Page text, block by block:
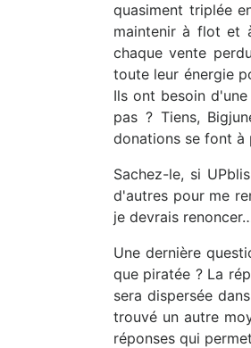
quasiment triplée
maintenir à flot et
chaque vente
toute leur énergie
Ils ont besoin
pas ? Tiens,
donations se font à
Sachez-le, si
d'autres pour me
je devrais
Une dernière
que piratée ? La
sera dispersée
trouvé un autre
réponses qui